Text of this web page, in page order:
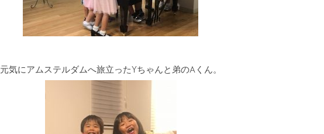
元気にアムステルダムへ旅立ったYちゃんと弟のAくん。